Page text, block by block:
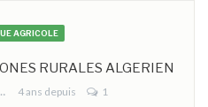
AGRICOLE
RURALES ALGERIEN
4 ans depuis 1